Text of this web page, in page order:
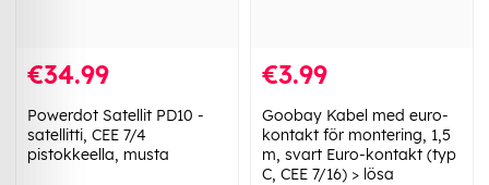
€34.99
Powerdot Satellit PD10 -
satellitti, CEE 7/4
pistokkeella, musta
€3.99
Goobay Kabel med euro-
kontakt för montering, 1,5
m, svart Euro-kontakt (typ
C, CEE 7/16) > lösa